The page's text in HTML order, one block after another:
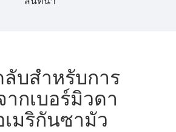
ลับสำหรับการ
ากเบอร์มิวดา
เมริกันซามัว